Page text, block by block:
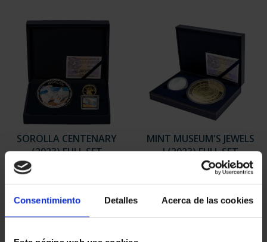
Consentimiento Detalles Acerca de las cookies
SOROLLA CENTENARY
(2023) FULL SET
MINT MUSEUM'S JEWELS
I (2023) FULL SET
€765.00